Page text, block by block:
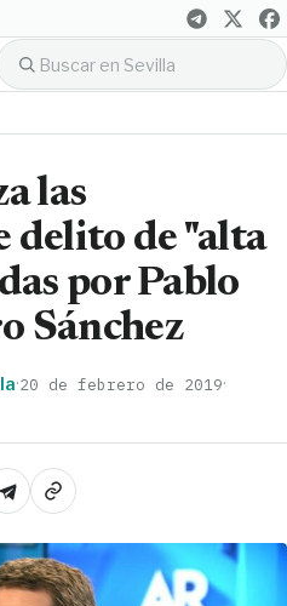
las
delito de "alta
por Pablo
Sánchez
·20 de febrero de 2019·